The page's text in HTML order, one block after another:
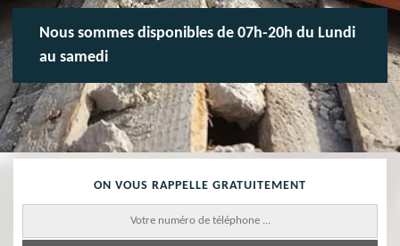
Nous sommes disponibles de 07h-20h du Lundi
au samedi
ON VOUS RAPPELLE GRATUITEMENT